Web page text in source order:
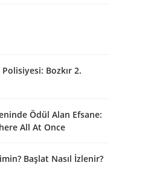
Bozkır 2.
Ödül Alan Efsane:
All At Once
Başlat Nasıl İzlenir?